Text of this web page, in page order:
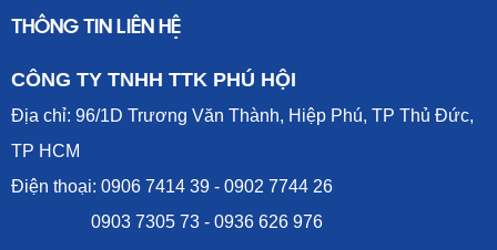
THÔNG TIN LIÊN HỆ
CÔNG TY TNHH TTK PHÚ HỘI
Địa chỉ: 96/1D Trương Văn Thành, Hiệp Phú, TP Thủ Đức,
TP HCM
Điện thoại: 0906 7414 39 - 0902 7744 26
0903 7305 73 - 0936 626 976